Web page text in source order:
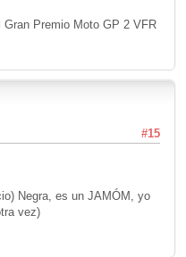
Gran Premio Moto GP 2 VFR
#15
Negra, es un JAMÓM, yo
vez)